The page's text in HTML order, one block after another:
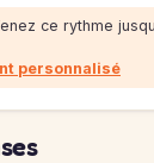
ce rythme
personnalisé